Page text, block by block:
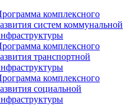
комплексного
систем коммунальной
комплексного
транспортной
комплексного
социальной